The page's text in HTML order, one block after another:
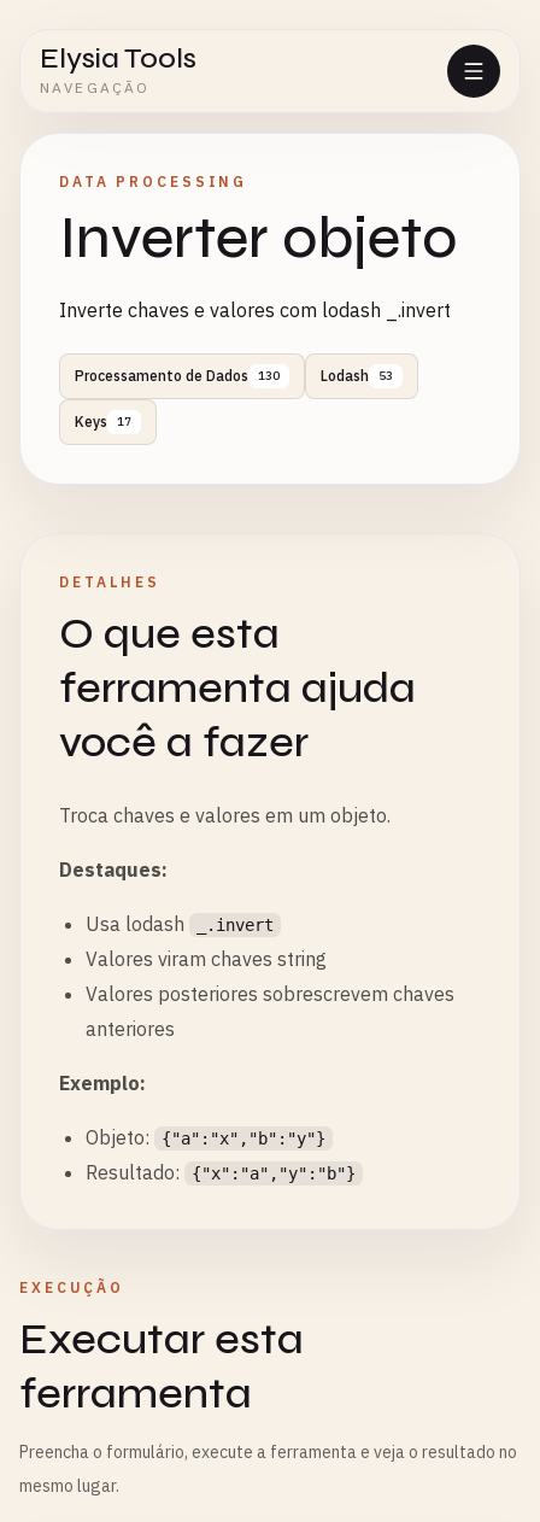
Elysia Tools
NAVEGAÇÃO
DATA PROCESSING
Inverter objeto
Inverte chaves e valores com lodash _.invert
Processamento de Dados 130 Lodash 53
Keys 17
DETALHES
O que esta
ferramenta ajuda
você a fazer
Troca chaves e valores em um objeto.
Destaques:
Usa lodash _.invert
Valores viram chaves string
Valores posteriores sobrescrevem chaves
anteriores
Exemplo:
Objeto: {"a":"x","b":"y"}
Resultado: {"x":"a","y":"b"}
EXECUÇÃO
Executar esta
ferramenta
Preencha o formulário, execute a ferramenta e veja o resultado no
mesmo lugar.